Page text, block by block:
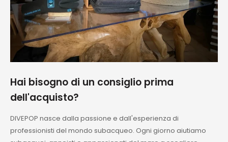
Hai bisogno di un consiglio prima
dell'acquisto?
DIVEPOP nasce dalla passione e dall'esperienza di
professionisti del mondo subacqueo. Ogni giorno aiutiamo